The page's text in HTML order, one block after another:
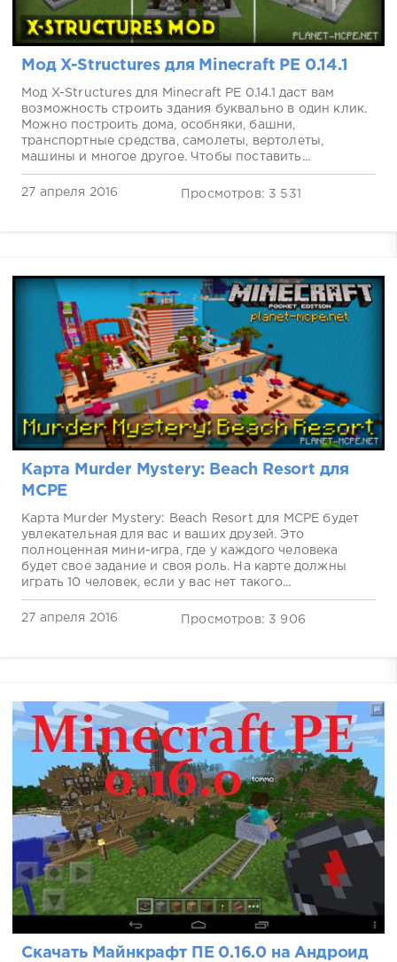
Мод X-Structures для Minecraft PE 0.14.1
Мод X-Structures для Minecraft PE 0.14.1 даст вам
возможность строить здания буквально в один клик.
Можно построить дома, особняки, башни,
транспортные средства, самолеты, вертолеты,
машины и многое другое. Чтобы поставить...
27 апреля 2016 Просмотров: 3 531
Карта Murder Mystery: Beach Resort для
MCPE
Карта Murder Mystery: Beach Resort для MCPE будет
увлекательная для вас и ваших друзей. Это
полноценная мини-игра, где у каждого человека
будет свое задание и своя роль. На карте должны
играть 10 человек, если у вас нет такого...
27 апреля 2016 Просмотров: 3 906
Скачать Майнкрафт ПЕ 0.16.0 на Андроид